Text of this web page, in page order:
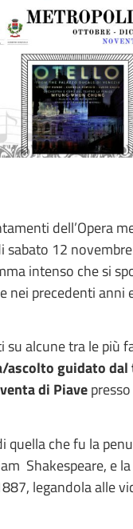
dell’Opera
12
intenso che si
nei precedenti anni
alcune tra le più
ascolto guidato
di Piave
che fu la
Shakespeare, e
legandola alle